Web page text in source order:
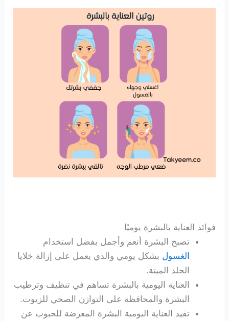
فوائد العناية بالبشرة يوميًا
تصبح البشرة أنعم وأجمل بفضل استخدام
الغسول بشكل يومي والذي يعمل على إزالة خلايا
الجلد الميتة.
العناية اليومية بالبشرة تساهم في تنظيف وترطيب
البشرة والمحافظة على التوازن الصحي للزيوت.
تفيد العناية اليومية البشرة المعرضة للحبوب عن